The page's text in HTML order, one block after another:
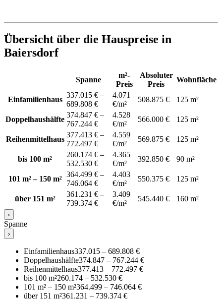
Übersicht über die Hauspreise in
Baiersdorf
Spanne
m²-
Preis
Absoluter
Preis
Wohnfläche
Einfamilienhaus
337.015 € –
689.808 €
4.071
€/m²
508.875 € 125 m²
Doppelhaushälfte
374.847 € –
767.244 €
4.528
€/m²
566.000 € 125 m²
Reihenmittelhaus
377.413 € –
772.497 €
4.559
€/m²
569.875 € 125 m²
bis 100 m²
260.174 € –
532.530 €
4.365
€/m²
392.850 € 90 m²
101 m² – 150 m²
364.499 € –
746.064 €
4.403
€/m²
550.375 € 125 m²
über 151 m²
361.231 € –
739.374 €
3.409
€/m²
545.440 € 160 m²
‹
Spanne
›
Einfamilienhaus337.015 – 689.808 €
Doppelhaushälfte374.847 – 767.244 €
Reihenmittelhaus377.413 – 772.497 €
bis 100 m²260.174 – 532.530 €
101 m² – 150 m²364.499 – 746.064 €
über 151 m²361.231 – 739.374 €